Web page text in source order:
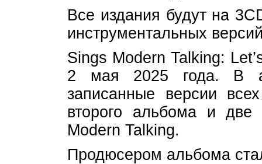
Все издания будут на
инструментальных
Sings Modern Talking:
2 мая 2025 года. В
записанные версии
второго альбома и
Modern Talking.
Продюсером альбома